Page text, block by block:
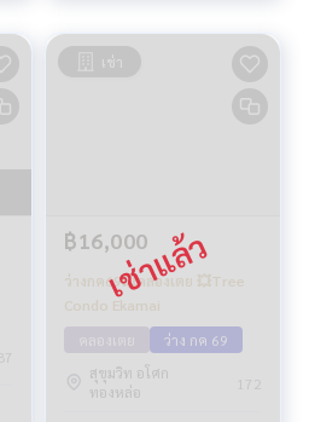
เช่า
฿16,000
ว่างกค69💥คลองเตย 💥Tree
Condo Ekamai
ว่าง กค 69
สุขุมวิท อโศก
ทองหล่อ
172